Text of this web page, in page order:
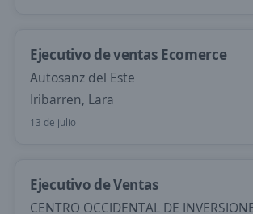
Ejecutivo de ventas Ecomerce
Autosanz del Este
Iribarren, Lara
13 de julio
Ejecutivo de Ventas
CENTRO OCCIDENTAL DE